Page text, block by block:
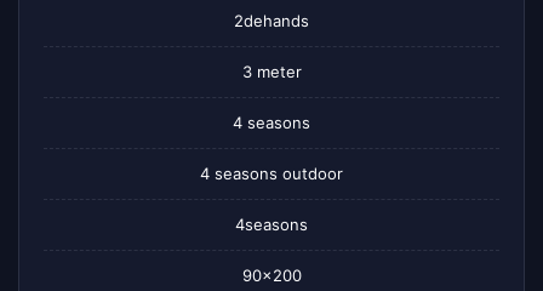
2dehands
3 meter
4 seasons
4 seasons outdoor
4seasons
90×200